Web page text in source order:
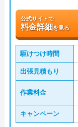
公式サイトで
料金詳細を見る
駆けつけ時間
出張見積もり
作業料金
キャンペーン